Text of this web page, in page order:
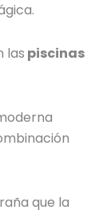
las piscinas
que la